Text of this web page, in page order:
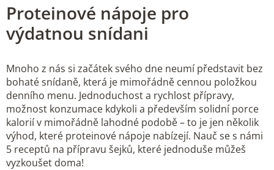
Proteinové nápoje pro
výdatnou snídani
Mnoho z nás si začátek svého dne neumí představit bez
bohaté snídaně, která je mimořádně cennou položkou
denního menu. Jednoduchost a rychlost přípravy,
možnost konzumace kdykoli a především solidní porce
kalorií v mimořádně lahodné podobě – to je jen několik
výhod, které proteinové nápoje nabízejí. Nauč se s námi
5 receptů na přípravu šejků, které jednoduše můžeš
vyzkoušet doma!